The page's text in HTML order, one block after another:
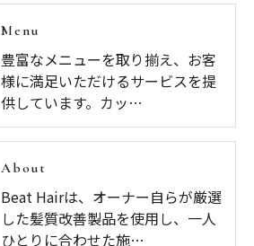
Menu
豊富なメニューを取り揃え、お客
様に満足いただけるサービスを提
供しています。カッ…
About
Beat Hairは、オーナー自らが厳選
した髪質改善製品を使用し、一人
ひとりに合わせた施…